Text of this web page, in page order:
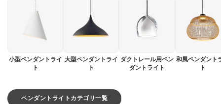
小型ペンダントライ
ト
大型ペンダントライ
ト
ダクトレール用ペン
ダントライト
和風ペンダント
ト
ペンダントライトカテゴリ一覧